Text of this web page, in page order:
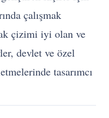
çalışmak
çizimi iyi olan ve
devlet ve özel
tasarımcı